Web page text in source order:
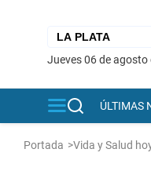
jueves 06 de
ÚLTIMAS
Portada >Vida y Salud